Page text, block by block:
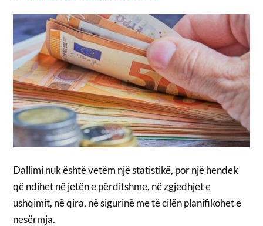
Dallimi nuk është vetëm një statistikë, por një hendek
që ndihet në jetën e përditshme, në zgjedhjet e
ushqimit, në qira, në sigurinë me të cilën planifikohet e
nesërmja.